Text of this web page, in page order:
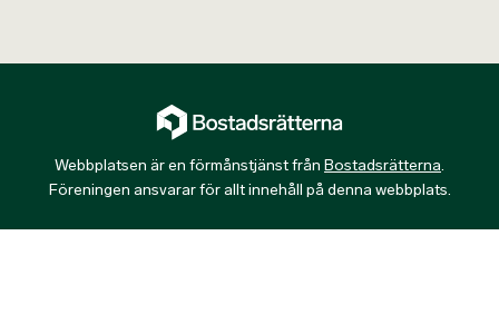
Webbplatsen är en förmånstjänst från Bostadsrätterna.
Föreningen ansvarar för allt innehåll på denna webbplats.